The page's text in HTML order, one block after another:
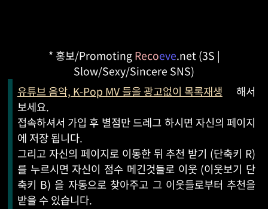
* 홍보/PromotingRecoeve.net (3S |
Slow/Sexy/Sincere SNS)
유튜브 음악, K-Pop MV 들을 광고없이 목록재생 해서
보세요.
접속하셔서 가입 후 별점만 드레그 하시면 자신의 페이지
에 저장 됩니다.
그리고 자신의 페이지로 이동한 뒤 추천 받기 (단축키 R)
를 누르시면 자신이 점수 메긴것들로 이웃 (이웃보기 단
축키 B) 을 자동으로 찾아주고 그 이웃들로부터 추천을
받을 수 있습니다.